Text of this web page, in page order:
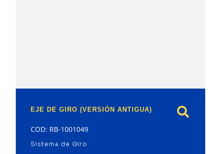
EJE DE GIRO (VERSIÓN ANTIGUA)
COD: RB-1001049
Sistema de Giro